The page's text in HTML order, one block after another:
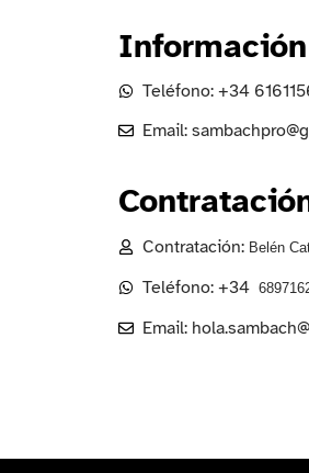
Información
Teléfono: +34
Email:
Contratación: Belén
Teléfono: +34
Email: